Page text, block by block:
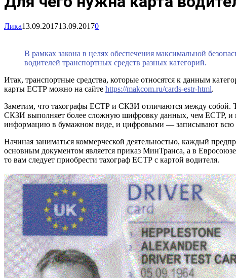
Лика13.09.201713.09.20170
В рамках закона в целях обеспечения максимальной
водителей транспортных средств разных категорий.
Итак, транспортные средства, которые относятся к данным
карты ЕСТР можно на сайте https://makcom.ru/cards-estr-html.
Заметим, что тахографы ЕСТР и СКЗИ отличаются между собой.
СКЗИ выполняет более сложную шифровку данных, чем ЕСТР, и
информацию в бумажном виде, и цифровыми — записывают
Начиная заниматься коммерческой деятельностью, каждый
основным документом является приказ МинТранса, а в
то вам следует приобрести тахограф ЕСТР с картой водителя.